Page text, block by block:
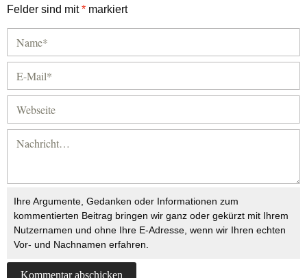
Felder sind mit* markiert
Ihre Argumente, Gedanken oder Informationen zum
kommentierten Beitrag bringen wir ganz oder gekürzt mit Ihrem
Nutzernamen und ohne Ihre E-Adresse, wenn wir Ihren echten
Vor- und Nachnamen erfahren.